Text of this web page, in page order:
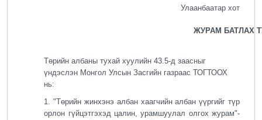
Улаанбаатар хот
ЖУРАМ БАТЛАХ
Төрийн албаны тухай хуулийн 43.5-д заасныг
үндэслэн Монгол Улсын Засгийн газраас ТОГТООХ
нь:
1. "Төрийн жинхэнэ албан хаагчийн албан үүргийг түр
орлон гүйцэтгэхэд цалин, урамшуулал олгох журам"-